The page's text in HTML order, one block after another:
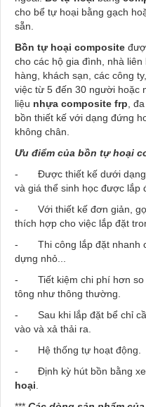
cho bể tự hoại bằng gạch
sẵn.
Bồn tự hoại composite
cho các hộ gia đình, nhà
hàng, khách sạn, các công
việc từ 5 đến 30 người hoặc
liệu nhựa composite frp ,
bồn thiết kế với dạng đứng
không chân.
Ưu điểm của bồn tự hoại
- Được thiết kế dưới dạng
và giá thể sinh học được lắp
- Với thiết kế đơn giản,
thích hợp cho việc lắp đặt
- Thi công lắp đặt nhanh
dựng nhỏ...
- Tiết kiệm chi phí hơn so
tông như thông thường.
- Sau khi lắp đặt bể chỉ
vào và xả thải ra.
- Hệ thống tự hoạt động.
- Định kỳ hút bồn bằng xe
hoại